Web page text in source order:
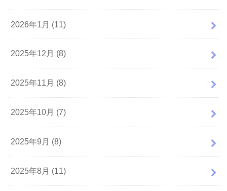
2026年1月 (11)
2025年12月 (8)
2025年11月 (8)
2025年10月 (7)
2025年9月 (8)
2025年8月 (11)